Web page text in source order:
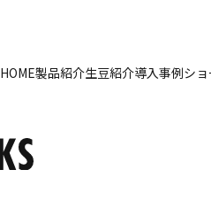
HOME製品紹介生豆紹介導入事例シ